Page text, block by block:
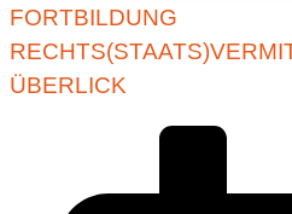
FORTBILDUNG
ÜBERLICK